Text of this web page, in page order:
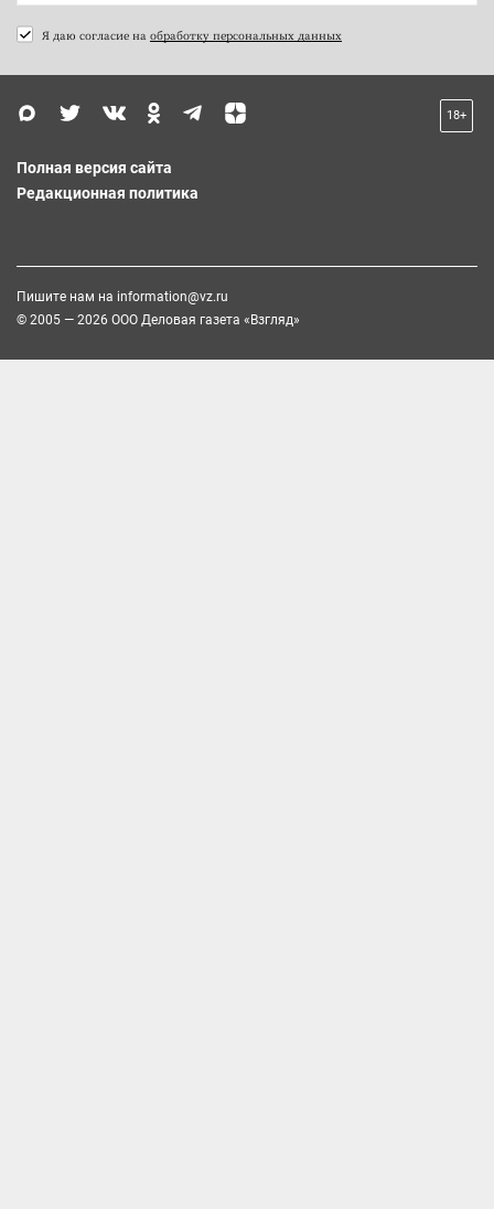
Я даю согласие на обработку персональных данных
18+
Полная версия сайта
Редакционная политика
Пишите нам на information@vz.ru
© 2005 — 2026 ООО Деловая газета «Взгляд»